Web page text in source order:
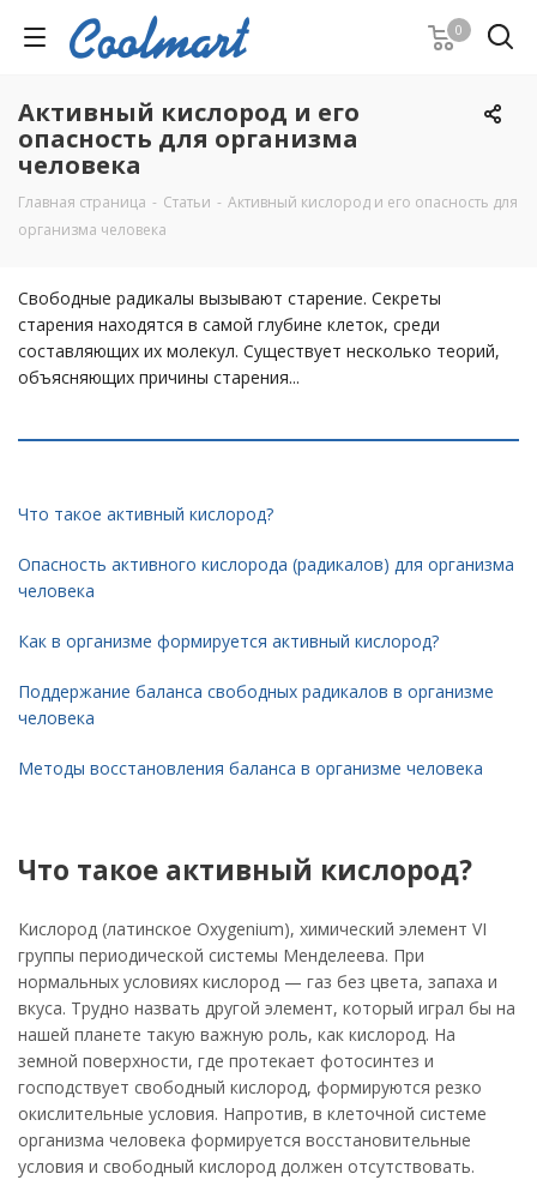
0
Активный кислород и его
опасность для организма
человека
Главная страница - Статьи - Активный кислород и его опасность для
организма человека
Свободные радикалы вызывают старение. Секреты
старения находятся в самой глубине клеток, среди
составляющих их молекул. Существует несколько теорий,
объясняющих причины старения...
Что такое активный кислород?
Опасность активного кислорода (радикалов) для организма
человека
Как в организме формируется активный кислород?
Поддержание баланса свободных радикалов в организме
человека
Методы восстановления баланса в организме человека
Что такое активный кислород?
Кислород (латинское Oxygenium), химический элемент VI
группы периодической системы Менделеева. При
нормальных условиях кислород — газ без цвета, запаха и
вкуса. Трудно назвать другой элемент, который играл бы на
нашей планете такую важную роль, как кислород. На
земной поверхности, где протекает фотосинтез и
господствует свободный кислород, формируются резко
окислительные условия. Напротив, в клеточной системе
организма человека формируется восстановительные
условия и свободный кислород должен отсутствовать.